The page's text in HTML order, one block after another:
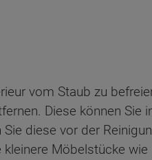
vom Staub zu
Diese können Sie
diese vor der
Möbelstücke